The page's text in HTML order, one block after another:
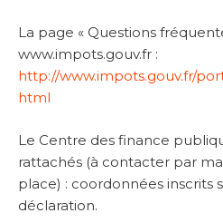
La page « Questions
www.impots.gouv.fr :
http://www.impots.gouv.fr/
html
Le Centre des finance
rattachés (à contacter par
place) : coordonnées inscrits
déclaration.